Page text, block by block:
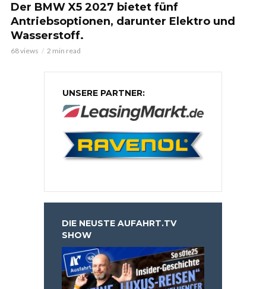
Der BMW X5 2027 bietet fünf
Antriebsoptionen, darunter Elektro und
Wasserstoff.
68 views 2 min read
UNSERE PARTNER:
DIE NEUSTE AUFAHRT.TV
SHOW